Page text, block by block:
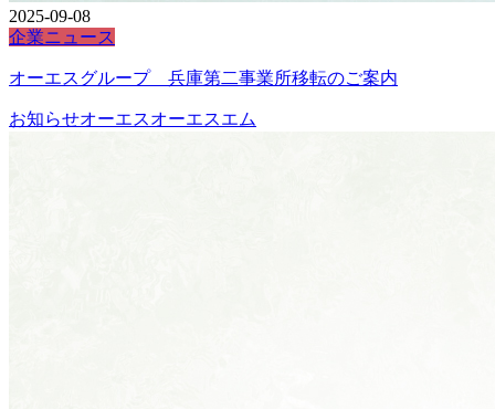
2025-09-08
企業ニュース
オーエスグループ 兵庫第二事業所移転のご案内
お知らせオーエスオーエスエム